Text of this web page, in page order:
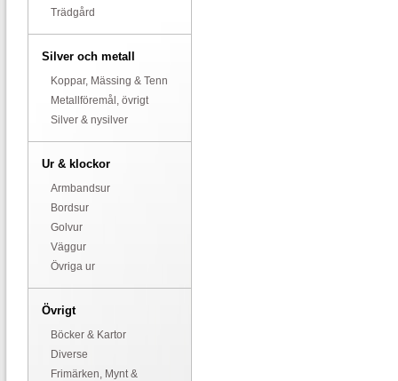
Trädgård
Silver och metall
Koppar, Mässing & Tenn
Metallföremål, övrigt
Silver & nysilver
Ur & klockor
Armbandsur
Bordsur
Golvur
Väggur
Övriga ur
Övrigt
Böcker & Kartor
Diverse
Frimärken, Mynt &